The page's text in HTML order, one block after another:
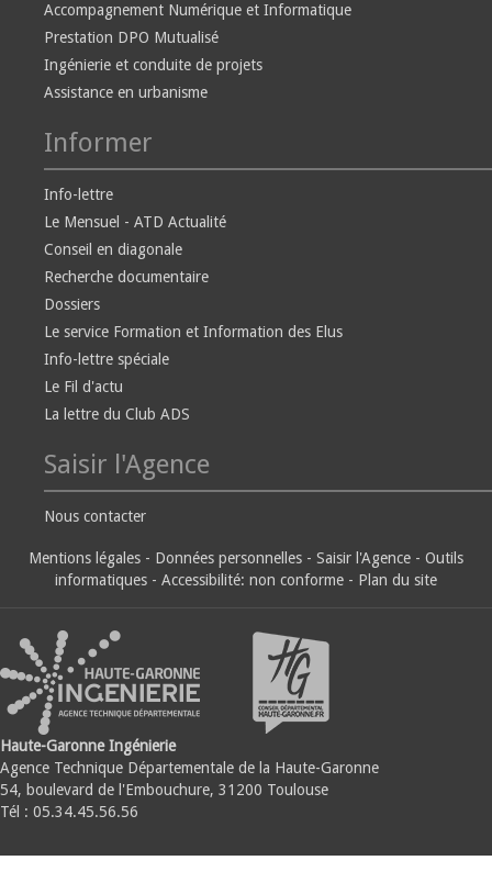
Accompagnement Numérique et Informatique
Prestation DPO Mutualisé
Ingénierie et conduite de projets
Assistance en urbanisme
Informer
Info-lettre
Le Mensuel - ATD Actualité
Conseil en diagonale
Recherche documentaire
Dossiers
Le service Formation et Information des Elus
Info-lettre spéciale
Le Fil d'actu
La lettre du Club ADS
Saisir l'Agence
Nous contacter
Mentions légales - Données personnelles - Saisir l'Agence - Outils
informatiques - Accessibilité: non conforme - Plan du site
Haute-Garonne Ingénierie
Agence Technique Départementale de la Haute-Garonne
54, boulevard de l'Embouchure, 31200 Toulouse
Tél : 05.34.45.56.56